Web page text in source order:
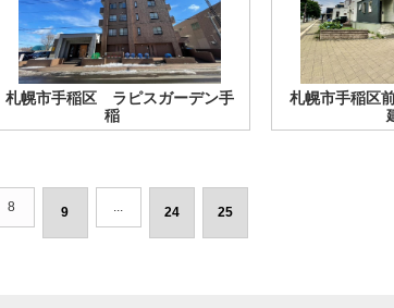
札幌市手稲区 ラピスガーデン手
稲
札幌市手稲区
8 9 24 25